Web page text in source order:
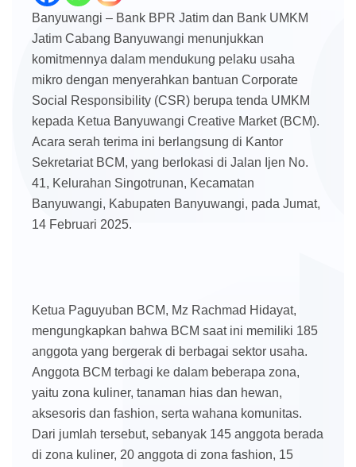
Banyuwangi – Bank BPR Jatim dan Bank UMKM
Jatim Cabang Banyuwangi menunjukkan
komitmennya dalam mendukung pelaku usaha
mikro dengan menyerahkan bantuan Corporate
Social Responsibility (CSR) berupa tenda UMKM
kepada Ketua Banyuwangi Creative Market (BCM).
Acara serah terima ini berlangsung di Kantor
Sekretariat BCM, yang berlokasi di Jalan Ijen No.
41, Kelurahan Singotrunan, Kecamatan
Banyuwangi, Kabupaten Banyuwangi, pada Jumat,
14 Februari 2025.
Ketua Paguyuban BCM, Mz Rachmad Hidayat,
mengungkapkan bahwa BCM saat ini memiliki 185
anggota yang bergerak di berbagai sektor usaha.
Anggota BCM terbagi ke dalam beberapa zona,
yaitu zona kuliner, tanaman hias dan hewan,
aksesoris dan fashion, serta wahana komunitas.
Dari jumlah tersebut, sebanyak 145 anggota berada
di zona kuliner, 20 anggota di zona fashion, 15